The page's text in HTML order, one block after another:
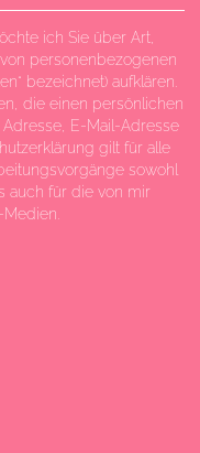
ich Sie über Art,
personenbezogenen
bezeichnet) aufklären.
die einen persönlichen
Adresse, E-Mail-Adresse
gilt für alle
sowohl
auch für die von mir